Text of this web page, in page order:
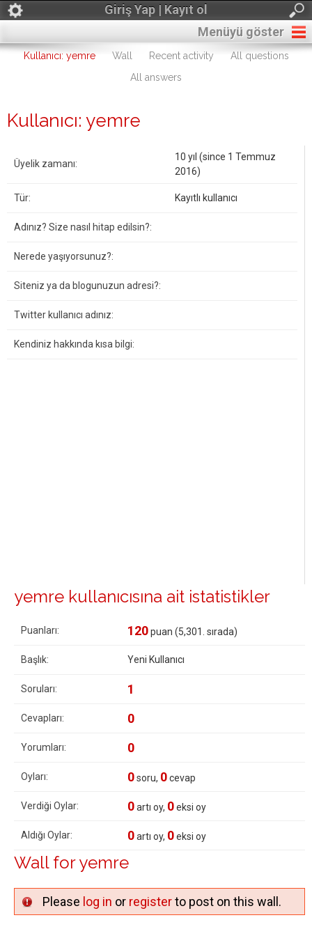
Giriş Yap | Kayıt ol
Menüyü göster
Kullanıcı: yemre Wall Recent activity
All questions
All answers
Kullanıcı: yemre
Üyelik zamanı:
10 yıl (since 1 Temmuz
2016)
Tür: Kayıtlı kullanıcı
Adınız? Size nasıl hitap edilsin?:
Nerede yaşıyorsunuz?:
Siteniz ya da blogunuzun adresi?:
Twitter kullanıcı adınız:
Kendiniz hakkında kısa bilgi:
yemre kullanıcısına ait istatistikler
Puanları: 120puan (5,301 . sırada)
Başlık: Yeni Kullanıcı
Soruları: 1
Cevapları: 0
Yorumları: 0
Oyları: 0soru, 0cevap
Verdiği Oylar: 0artı oy, 0eksi oy
Aldığı Oylar: 0artı oy, 0eksi oy
Wall for yemre
Please log in or registerto post on this wall.